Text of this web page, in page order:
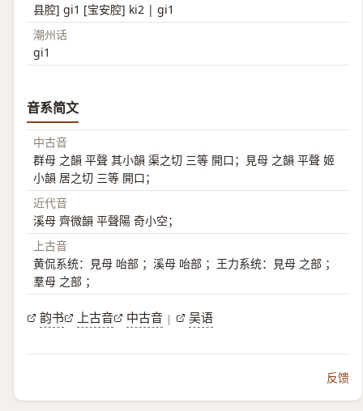
县腔] gi1 [宝安腔] ki2 | gi1
潮州话
gi1
音系简文
中古音
群母 之韻 平聲 其小韻 渠之切 三等 開口；見母 之韻 平聲 姬
小韻 居之切 三等 開口；
近代音
溪母 齊微韻 平聲陽 奇小空；
上古音
黄侃系统：見母 咍部 ；溪母 咍部 ；王力系统：見母 之部 ；
羣母 之部 ；
韵书 上古音 中古音 | 吴语
反馈